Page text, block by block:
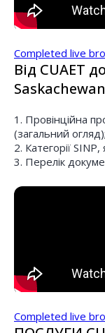
Completed live
Від CUAET
1. Провінційна
(загальний огляд);
2. Категорії
3. Перелік
Completed live